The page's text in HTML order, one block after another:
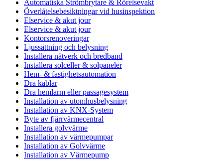
Automatiska Strömbrytare & Rörelsevakt
Överlåtelsebesiktningar vid husinspektion
Elservice & akut jour
Elservice & akut jour
Kontorsrenoveringar
Ljussättning och belysning
Installera nätverk och bredband
Installera solceller & solpaneler
Hem- & fastighetsautomation
Dra kablar
Dra hemlarm eller passagesystem
Installation av utomhusbelysning
Installation av KNX-System
Byte av fjärrvärmecentral
Installera golvvärme
Installation av värmepumpar
Installation av Golvvärme
Installation av Värmepump